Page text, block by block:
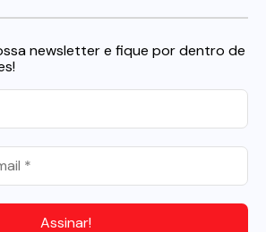
newsletter e fique por dentro de